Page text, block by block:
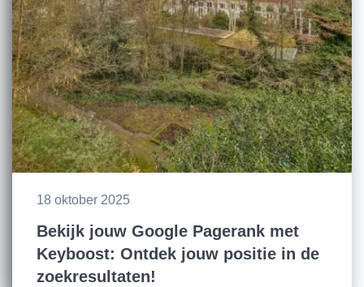
18 oktober 2025
Bekijk jouw Google Pagerank met
Keyboost: Ontdek jouw positie in de
zoekresultaten!